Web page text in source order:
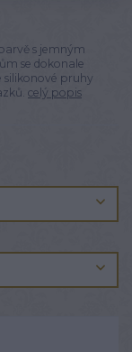
s jemným
se dokonale
silikonové pruhy
celý popis